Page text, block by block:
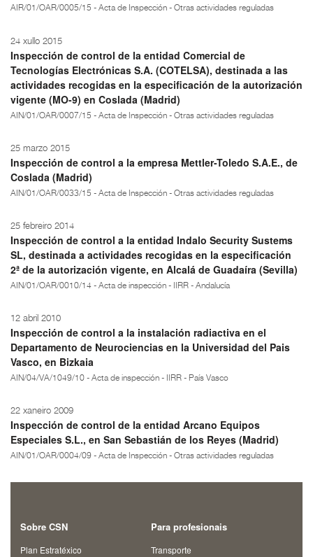
AIR/01/OAR/0005/15 - Acta de Inspección - Otras actividades reguladas
24 xullo 2015
Inspección de control de la entidad Comercial de
Tecnologías Electrónicas S.A. (COTELSA), destinada a las
actividades recogidas en la especificación de la autorización
vigente (MO-9) en Coslada (Madrid)
AIN/01/OAR/0007/15 - Acta de Inspección - Otras actividades reguladas
25 marzo 2015
Inspección de control a la empresa Mettler-Toledo S.A.E., de
Coslada (Madrid)
AIN/01/OAR/0033/15 - Acta de Inspección - Otras actividades reguladas
25 febreiro 2014
Inspección de control a la entidad Indalo Security Sustems
SL, destinada a actividades recogidas en la especificación
2ª de la autorización vigente, en Alcalá de Guadaíra (Sevilla)
AIN/01/OAR/0010/14 - Acta de inspección - IIRR - Andalucía
12 abril 2010
Inspección de control a la instalación radiactiva en el
Departamento de Neurociencias en la Universidad del Pais
Vasco, en Bizkaia
AIN/04/VA/1049/10 - Acta de inspección - IIRR - País Vasco
22 xaneiro 2009
Inspección de control de la entidad Arcano Equipos
Especiales S.L., en San Sebastián de los Reyes (Madrid)
AIN/01/OAR/0004/09 - Acta de Inspección - Otras actividades reguladas
Sobre CSN
Plan Estratéxico
Para profesionais
Transporte